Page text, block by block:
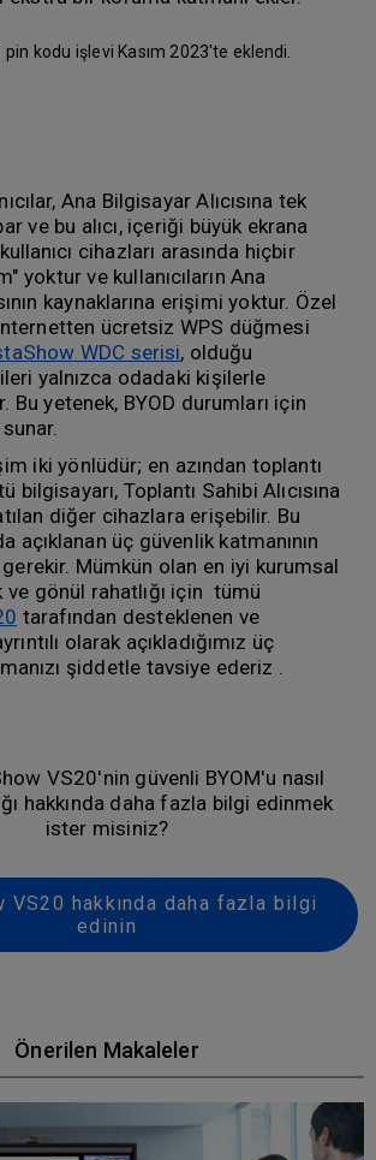
kodu işlevi Kasım 2023'te eklendi.
Ana Bilgisayar Alıcısına tek
ve bu alıcı, içeriği büyük ekrana
cihazları arasında hiçbir
yoktur ve kullanıcıların Ana
kaynaklarına erişimi yoktur. Özel
ücretsiz WPS düğmesi
WDC serisi, olduğu
yalnızca odadaki kişilerle
Bu yetenek, BYOD durumları için
iki yönlüdür; en azından toplantı
bilgisayarı, Toplantı Sahibi Alıcısına
diğer cihazlara erişebilir. Bu
açıklanan üç güvenlik katmanının
Mümkün olan en iyi kurumsal
ve gönül rahatlığı için tümü
tarafından desteklenen ve
olarak açıkladığımız üç
şiddetle tavsiye ederiz .
VS20'nin güvenli BYOM'u nasıl
hakkında daha fazla bilgi edinmek
ister misiniz?
VS20 hakkında daha fazla bilgi
edinin
Önerilen Makaleler